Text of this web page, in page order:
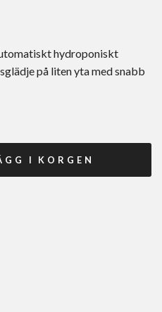
hydroponiskt
på liten yta med snabb
I KORGEN